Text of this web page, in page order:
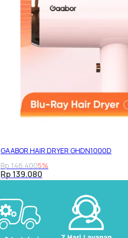
GAABOR HAIR DRYER GHDN1000D
Rp 146.4005%
Rp 139.080